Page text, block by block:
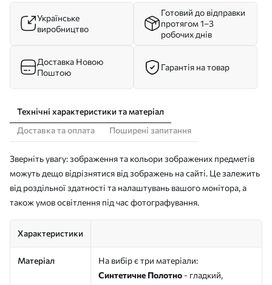
Українське
виробництво
Готовий до відправки
протягом 1–3
робочих днів
Доставка Новою
Поштою
Гарантія на товар
Технічні характеристики та матеріал
Доставка та оплата
Поширені запитання
Зверніть увагу: зображення та кольори зображених предметів
можуть дещо відрізнятися від зображень на сайті. Це залежить
від роздільної здатності та налаштувань вашого монітора, а
також умов освітлення під час фотографування.
Характеристики
Матеріал
На вибір є три матеріали:
Синтетичне Полотно - гладкий,